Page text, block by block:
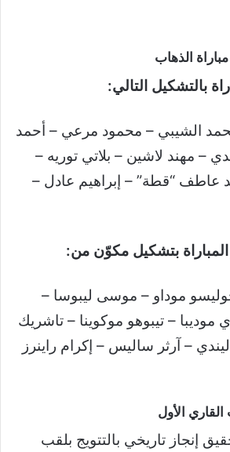
الذهاب
بالتشكيل التالي:
الشيبي – محمود مرعي – أحمد
مهند لاشين – بلاتي توريه –
عاطف “قطة” – إبراهيم عادل –
المباراة بتشكيل مكوّن من:
موداو – موسى ليبوسا –
موديبا – تيبوهو موكوينا – تاشريك
– آرثر ساليس – إكرام راينرز
القاري الأول
إنجاز تاريخي بالتتويج بلقب